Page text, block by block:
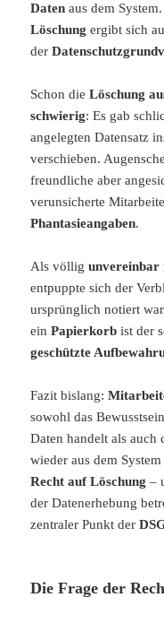
Daten aus dem
Löschungergibt sich
der
Schon dieLöschung
schwierig: Es gab
angelegten Datensatz
verschieben.
freundliche aber
verunsicherte
Phantasieangaben.
Als völligunvereinbar
entpuppte sich der
ursprünglich notiert
einPapierkorbist der
geschützte
Fazit bislang:
sowohl das
Daten handelt als auch
wieder aus dem
Recht auf Löschung –
der Datenerhebung
zentraler Punkt der
Die Frage der